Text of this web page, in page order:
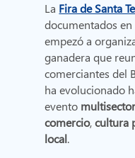
La Fira de Santa
documentados en
empezó a
ganadera que
comerciantes del
ha evolucionado
evento
comercio,cultura
local.